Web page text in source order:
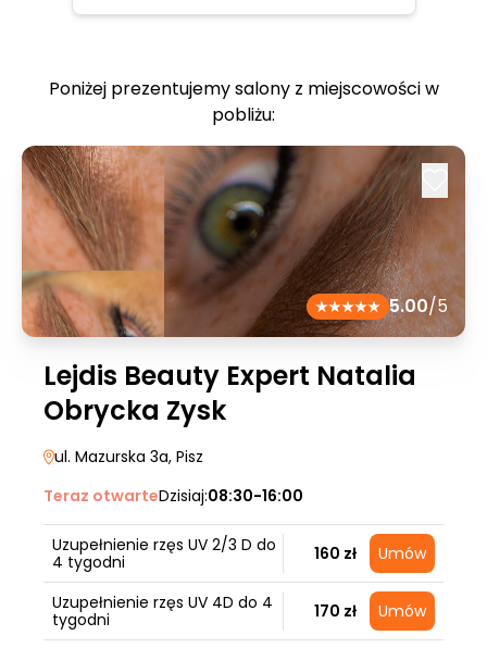
Poniżej prezentujemy salony z miejscowości w
pobliżu:
5.00/5
Lejdis Beauty Expert Natalia
Obrycka Zysk
ul. Mazurska 3a, Pisz
Teraz otwarteDzisiaj:08:30-16:00
Uzupełnienie rzęs UV 2/3 D do
4 tygodni
160 zł Umów
Uzupełnienie rzęs UV 4D do 4
tygodni
170 zł Umów